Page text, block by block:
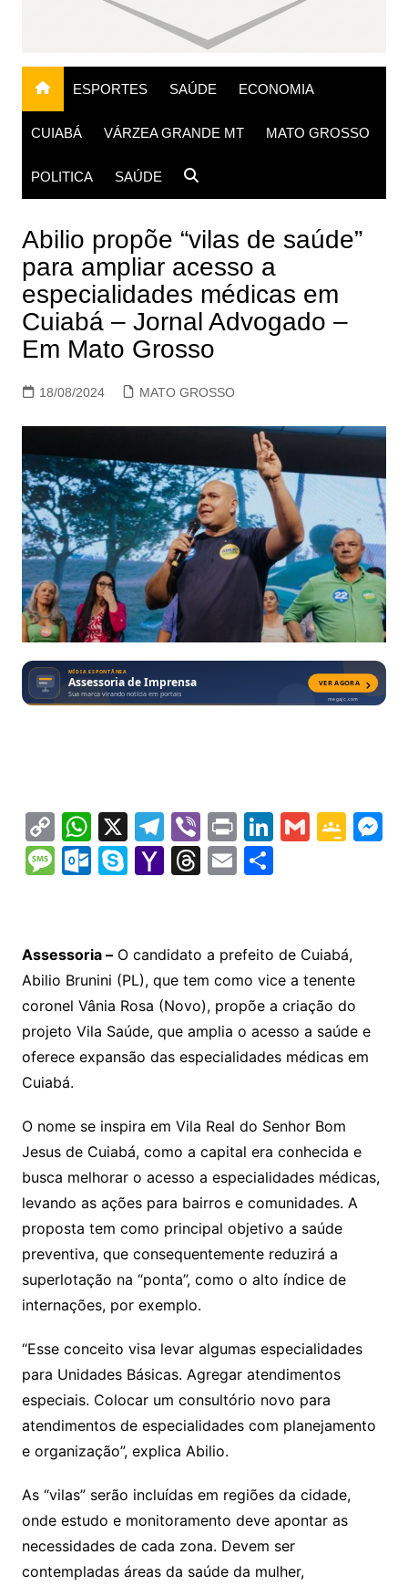
ESPORTES SAÚDE ECONOMIA
CUIABÁ VÁRZEA GRANDE MT MATO GROSSO
POLITICA SAÚDE
Abilio propõe “vilas de saúde”
para ampliar acesso a
especialidades médicas em
Cuiabá – Jornal Advogado –
Em Mato Grosso
18/08/2024 MATO GROSSO
C
o
p
Li
n
k
W
h
at
A
p
p
X T
el
e
a
m
Vi
b
er
Pr
in
t
Li
n
k
dI
n
G G
e
Cl
a
s
sr
m
M
M
s
a
g
e
O
o
k.
c
o
m
S
p
e
Y
o
o
M
ai
l
T
a
d
s
E
l
S
e
Assessoria –O candidato a prefeito de Cuiabá,
Abilio Brunini (PL), que tem como vice a tenente
coronel Vânia Rosa (Novo), propõe a criação do
projeto Vila Saúde, que amplia o acesso a saúde e
oferece expansão das especialidades médicas em
Cuiabá.
O nome se inspira em Vila Real do Senhor Bom
Jesus de Cuiabá, como a capital era conhecida e
busca melhorar o acesso a especialidades médicas,
levando as ações para bairros e comunidades. A
proposta tem como principal objetivo a saúde
preventiva, que consequentemente reduzirá a
superlotação na “ponta”, como o alto índice de
internações, por exemplo.
“Esse conceito visa levar algumas especialidades
para Unidades Básicas. Agregar atendimentos
especiais. Colocar um consultório novo para
atendimentos de especialidades com planejamento
e organização”, explica Abilio.
As “vilas” serão incluídas em regiões da cidade,
onde estudo e monitoramento deve apontar as
necessidades de cada zona. Devem ser
contempladas áreas da saúde da mulher,